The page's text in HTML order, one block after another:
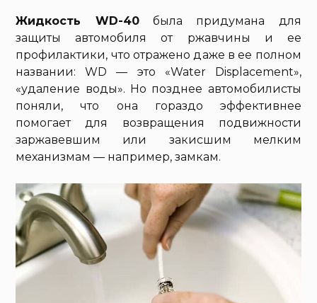
Жидкость WD-40была придумана для
защиты автомобиля от ржавчины и ее
профилактики, что отражено даже в ее полном
названии: WD — это «Water Displacement»,
«удаление воды». Но позднее автомобилисты
поняли, что она гораздо эффективнее
помогает для возвращения подвижности
заржавевшим или закисшим мелким
механизмам — например, замкам.